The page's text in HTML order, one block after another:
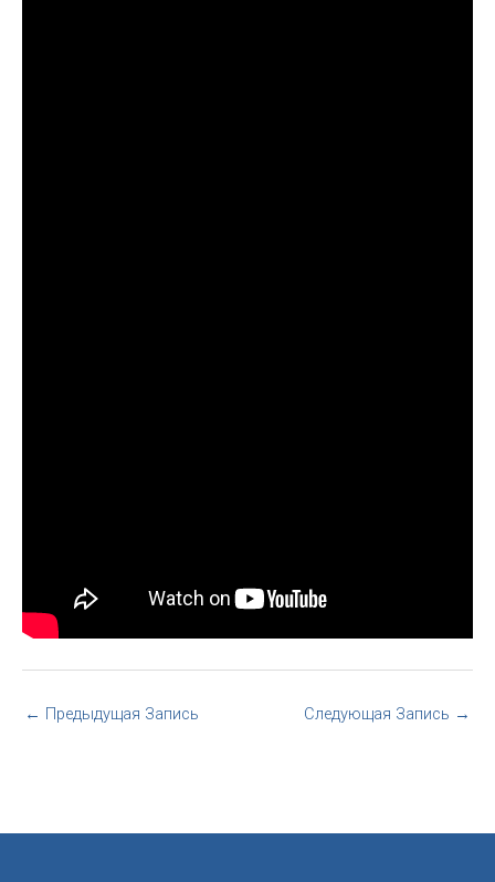
← Предыдущая Запись Следующая Запись →